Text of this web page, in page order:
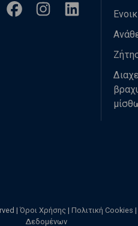
| Όροι Χρήσης | Πολιτική Cookies |
Δεδομένων